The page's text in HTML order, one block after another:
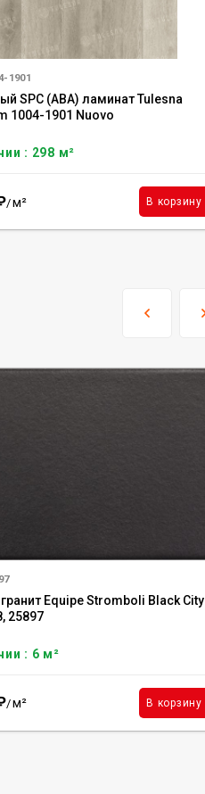
1901
SPC (ABA) ламинат Tulesna
1004-1901 Nuovo
: 298 м²
/м² В корзину
Equipe Stromboli Black City
25897
: 6 м²
/м² В корзину